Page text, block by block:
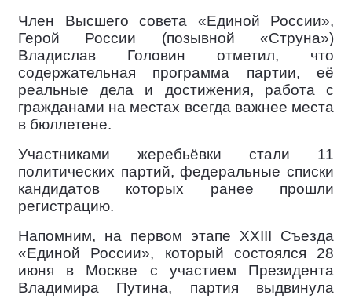
Член Высшего совета «Единой России»,
Герой России (позывной «Струна»)
Владислав Головин отметил, что
содержательная программа партии, её
реальные дела и достижения, работа с
гражданами на местах всегда важнее места
в бюллетене.
Участниками жеребьёвки стали 11
политических партий, федеральные списки
кандидатов которых ранее прошли
регистрацию.
Напомним, на первом этапе XXIII Съезда
«Единой России», который состоялся 28
июня в Москве с участием Президента
Владимира Путина, партия выдвинула